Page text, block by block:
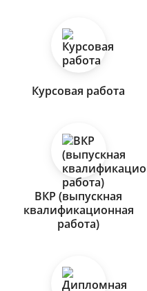
Курсовая работа
ВКР (выпускная
квалификационная
работа)